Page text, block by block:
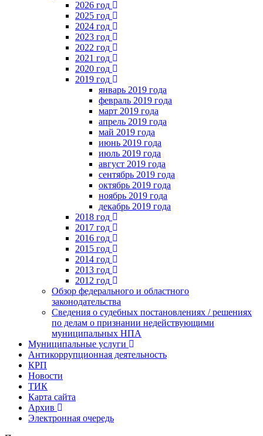
2026 год
2025 год
2024 год
2023 год
2022 год
2021 год
2020 год
2019 год
январь 2019 года
февраль 2019 года
март 2019 года
апрель 2019 года
май 2019 года
июнь 2019 года
июль 2019 года
август 2019 года
сентябрь 2019 года
октябрь 2019 года
ноябрь 2019 года
декабрь 2019 года
2018 год
2017 год
2016 год
2015 год
2014 год
2013 год
2012 год
Обзор федерального и областного
законодательства
Сведения о судебных постановлениях / решениях
по делам о признании недействующими
муниципальных НПА
Муниципальные услуги
Антикоррупционная деятельность
КРП
Новости
ТИК
Карта сайта
Архив
Электронная очередь